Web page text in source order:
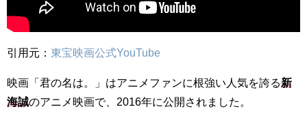
引用元： 東宝映画公式YouTube
映画「君の名は。」はアニメファンに根強い人気を誇る新
海誠のアニメ映画で、2016年に公開されました。